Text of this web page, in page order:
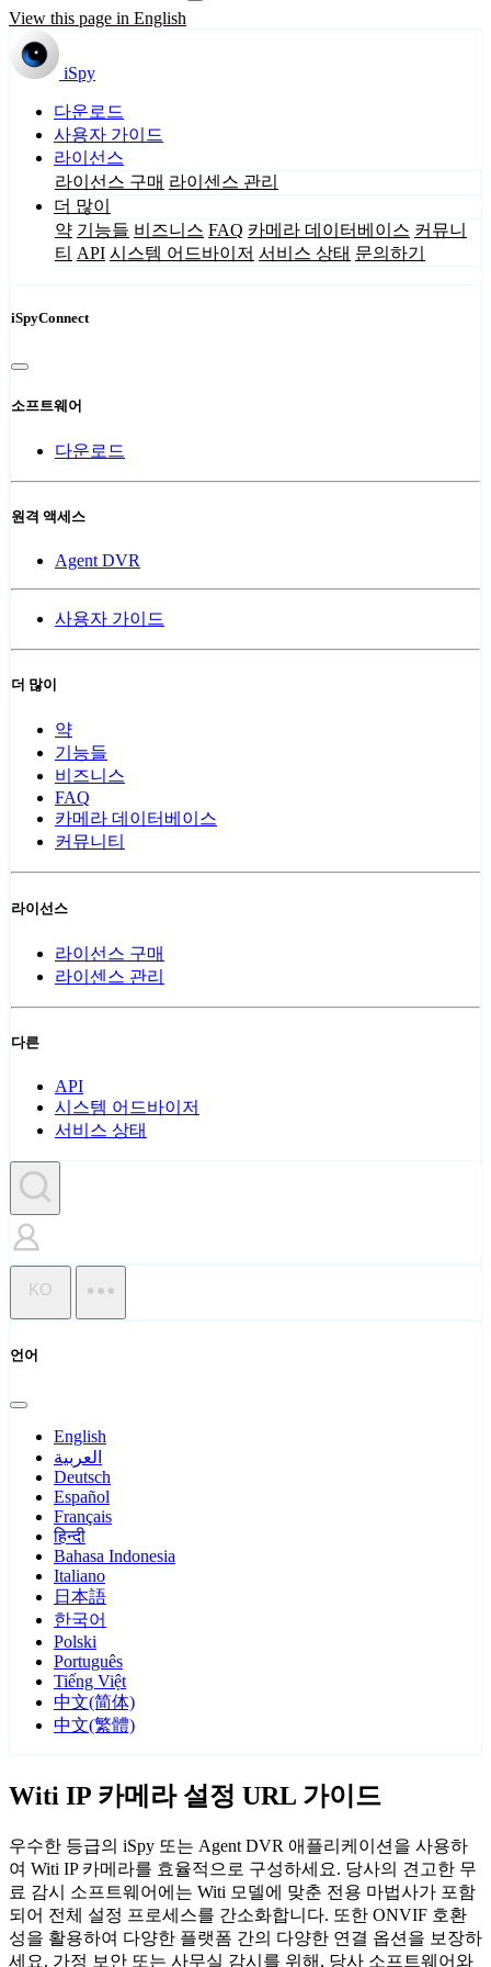
View this page in English
iSpy
다운로드
사용자 가이드
라이선스
라이선스 구매 라이센스 관리
더 많이
약 기능들 비즈니스 FAQ 카메라 데이터베이스 커뮤니
티 API 시스템 어드바이저 서비스 상태 문의하기
iSpyConnect
소프트웨어
다운로드
원격 액세스
Agent DVR
사용자 가이드
더 많이
약
기능들
비즈니스
FAQ
카메라 데이터베이스
커뮤니티
라이선스
라이선스 구매
라이센스 관리
다른
API
시스템 어드바이저
서비스 상태
KO
언어
English
العربية
Deutsch
Español
Français
हिन्दी
Bahasa Indonesia
Italiano
日本語
한국어
Polski
Português
Tiếng Việt
中文(简体)
中文(繁體)
Witi IP 카메라 설정 URL 가이드
우수한 등급의 iSpy 또는 Agent DVR 애플리케이션을 사용하
여 Witi IP 카메라를 효율적으로 구성하세요. 당사의 견고한 무
료 감시 소프트웨어에는 Witi 모델에 맞춘 전용 마법사가 포함
되어 전체 설정 프로세스를 간소화합니다. 또한 ONVIF 호환
성을 활용하여 다양한 플랫폼 간의 다양한 연결 옵션을 보장하
세요. 가정 보안 또는 사무실 감시를 위해, 당사 소프트웨어와